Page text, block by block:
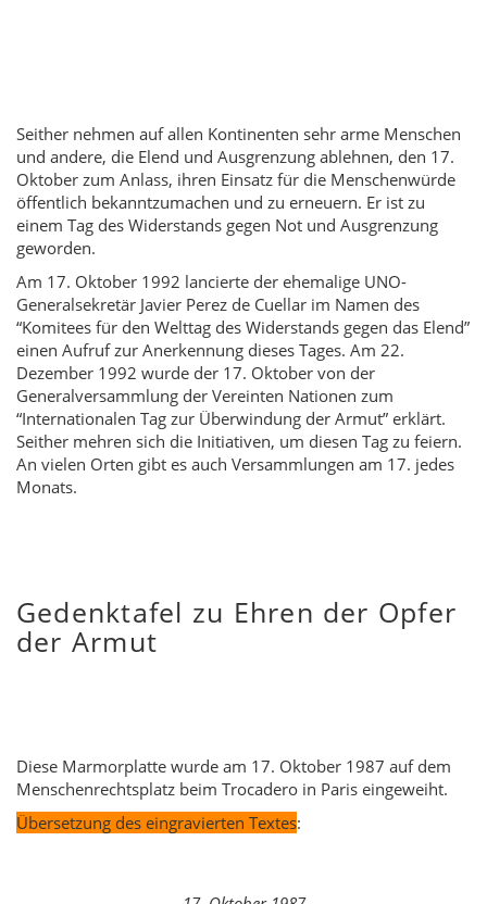
Seither nehmen auf allen Kontinenten sehr arme Menschen
und andere, die Elend und Ausgrenzung ablehnen, den 17.
Oktober zum Anlass, ihren Einsatz für die Menschenwürde
öffentlich bekanntzumachen und zu erneuern. Er ist zu
einem Tag des Widerstands gegen Not und Ausgrenzung
geworden.
Am 17. Oktober 1992 lancierte der ehemalige UNO-
Generalsekretär Javier Perez de Cuellar im Namen des
“Komitees für den Welttag des Widerstands gegen das Elend”
einen Aufruf zur Anerkennung dieses Tages. Am 22.
Dezember 1992 wurde der 17. Oktober von der
Generalversammlung der Vereinten Nationen zum
“Internationalen Tag zur Überwindung der Armut” erklärt.
Seither mehren sich die Initiativen, um diesen Tag zu feiern.
An vielen Orten gibt es auch Versammlungen am 17. jedes
Monats.
Gedenktafel zu Ehren der Opfer
der Armut
Diese Marmorplatte wurde am 17. Oktober 1987 auf dem
Menschenrechtsplatz beim Trocadero in Paris eingeweiht.
Übersetzung des eingravierten Textes: